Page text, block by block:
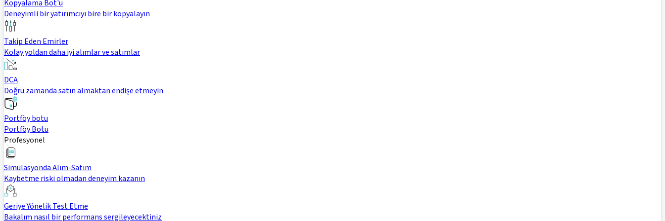
Kopyalama Bot'u
Deneyimli bir yatırımcıyı bire bir kopyalayın
Takip Eden Emirler
Kolay yoldan daha iyi alımlar ve satımlar
DCA
Doğru zamanda satın almaktan endişe etmeyin
Portföy botu
Portföy Botu
Profesyonel
Simülasyonda Alım-Satım
Kaybetme riski olmadan deneyim kazanın
Geriye Yönelik Test Etme
Bakalım nasıl bir performans sergileyecektiniz